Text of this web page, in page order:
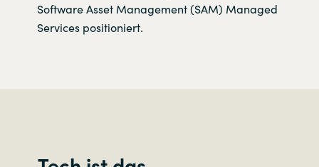
Software Asset Management (SAM) Managed
Services positioniert.